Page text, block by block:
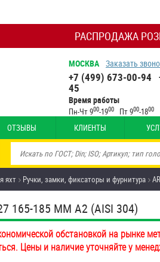
РАСПРОДАЖА
МОСКВА Заказать
+7 (499) 673-00-94
45
Время работы
Пн-Чт 900-1900 Пт 900-1800
ОТЗЫВЫ КЛИЕНТЫ
яхт Ручки, замки, фиксаторы и фурнитура
165-185 ММ А2 (AISI 304)
обстановкой на рынке
Цены и наличие уточняйте у